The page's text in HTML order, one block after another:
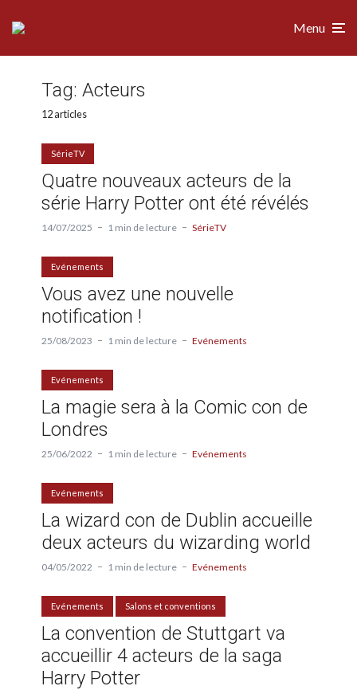
Menu
Tag: Acteurs
12 articles
SérieTV
Quatre nouveaux acteurs de la
série Harry Potter ont été révélés
14/07/2025 1 min de lecture SérieTV
Evénements
Vous avez une nouvelle
notification !
25/08/2023 1 min de lecture Evénements
Evénements
La magie sera à la Comic con de
Londres
25/06/2022 1 min de lecture Evénements
Evénements
La wizard con de Dublin accueille
deux acteurs du wizarding world
04/05/2022 1 min de lecture Evénements
Evénements Salons et conventions
La convention de Stuttgart va
accueillir 4 acteurs de la saga
Harry Potter